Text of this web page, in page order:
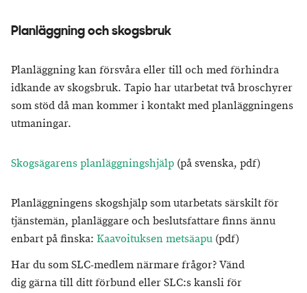
Planläggning och skogsbruk
Planläggning kan försvåra eller till och med förhindra
idkande av skogsbruk. Tapio har utarbetat två broschyrer
som stöd då man kommer i kontakt med planläggningens
utmaningar.
Skogsägarens planläggningshjälp (på svenska, pdf)
Planläggningens skogshjälp som utarbetats särskilt för
tjänstemän, planläggare och beslutsfattare finns ännu
enbart på finska: Kaavoituksen metsäapu (pdf)
Har du som SLC-medlem närmare frågor? Vänd
dig gärna till ditt förbund eller SLC:s kansli för